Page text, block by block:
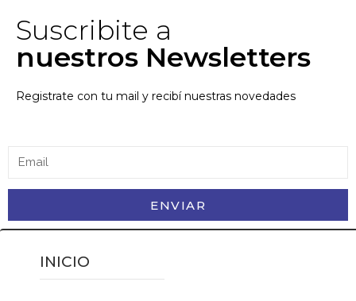
Suscribite a
nuestros Newsletters
Registrate con tu mail y recibí nuestras novedades
ENVIAR
INICIO